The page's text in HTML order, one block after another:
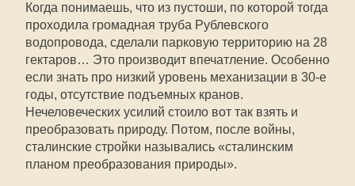
Когда понимаешь, что из пустоши, по которой тогда
проходила громадная труба Рублевского
водопровода, сделали парковую территорию на 28
гектаров… Это производит впечатление. Особенно
если знать про низкий уровень механизации в 30-е
годы, отсутствие подъемных кранов.
Нечеловеческих усилий стоило вот так взять и
преобразовать природу. Потом, после войны,
сталинские стройки назывались «сталинским
планом преобразования природы».